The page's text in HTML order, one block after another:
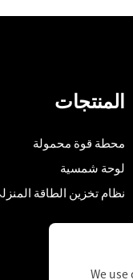
المنتجات
محطة قوة محمولة
لوحة شمسية
نظام تخزين الطاقة
We